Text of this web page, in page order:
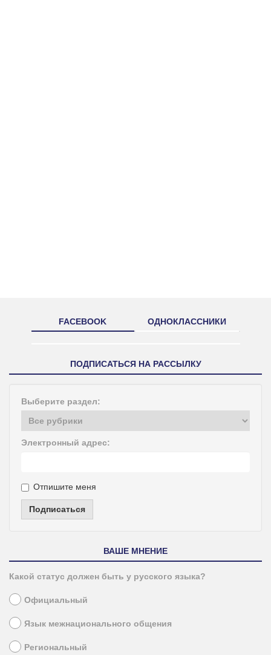
FACEBOOK ОДНОКЛАССНИКИ
ПОДПИСАТЬСЯ НА РАССЫЛКУ
Выберите раздел:
Электронный адрес:
Отпишите меня
Подписаться
ВАШЕ МНЕНИЕ
Какой статус должен быть у русского языка?
Официальный
Язык межнационального общения
Региональный